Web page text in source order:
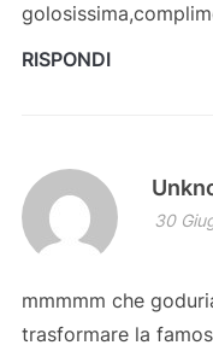
RISPONDI
30
mmmmm che
trasformare la